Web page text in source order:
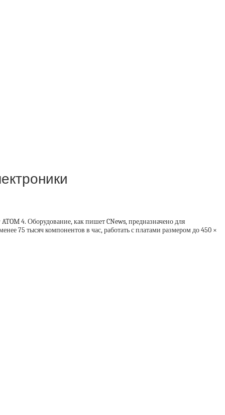
4. Оборудование, как пишет CNews, предназначено для
75 тысяч компонентов в час, работать с платами размером до 450 ×